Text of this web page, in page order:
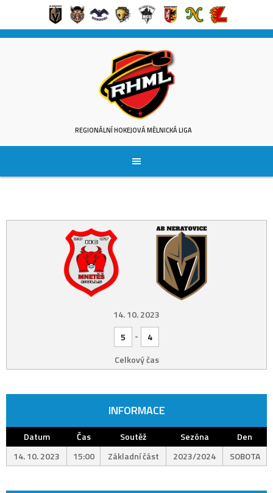
Skip
REGIONÁLNÍ HOKEJOVÁ MĚLNICKÁ LIGA
14. 10. 2023
5
-
4
Celkový čas
INFORMACE
Datum Čas Soutěž Sezóna
Den
14. 10. 2023
15:00 Základní část 2023/2024 SOBOTA